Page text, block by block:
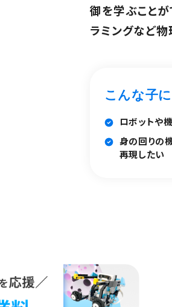
御を学ぶことが
ラミングなど
こんな子
ロボットや
身の回りの
再現したい